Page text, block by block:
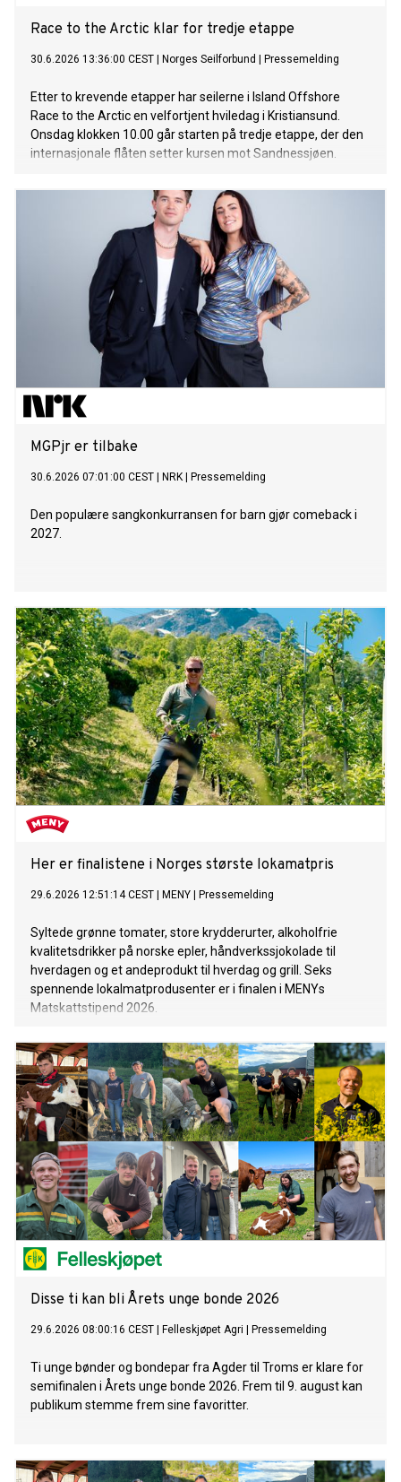
Race to the Arctic klar for tredje etappe
30.6.2026 13:36:00 CEST Norges Seilforbund Pressemelding
Etter to krevende etapper har seilerne i Island Offshore
Race to the Arctic en velfortjent hviledag i Kristiansund.
Onsdag klokken 10.00 går starten på tredje etappe, der den
internasjonale flåten setter kursen mot Sandnessjøen.
MGPjr er tilbake
30.6.2026 07:01:00 CEST NRK Pressemelding
Den populære sangkonkurransen for barn gjør comeback i
2027.
Her er finalistene i Norges største lokamatpris
29.6.2026 12:51:14 CEST MENY Pressemelding
Syltede grønne tomater, store krydderurter, alkoholfrie
kvalitetsdrikker på norske epler, håndverkssjokolade til
hverdagen og et andeprodukt til hverdag og grill. Seks
spennende lokalmatprodusenter er i finalen i MENYs
Matskattstipend 2026.
Disse ti kan bli Årets unge bonde 2026
29.6.2026 08:00:16 CEST Felleskjøpet Agri Pressemelding
Ti unge bønder og bondepar fra Agder til Troms er klare for
semifinalen i Årets unge bonde 2026. Frem til 9. august kan
publikum stemme frem sine favoritter.